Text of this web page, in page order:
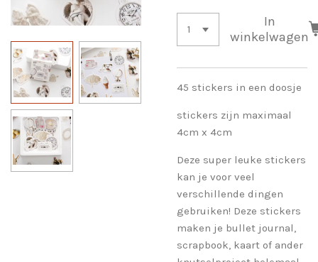
In
winkelwagen
45 stickers in een doosje
stickers zijn maximaal
4cm x 4cm
Deze super leuke stickers
kan je voor veel
verschillende dingen
gebruiken! Deze stickers
maken je bullet journal,
scrapbook, kaart of ander